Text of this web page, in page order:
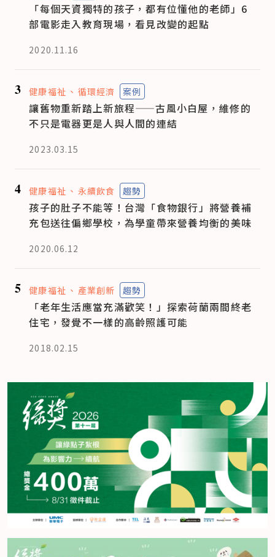
「每個天資獨特的孩子，都有位懂他的老師」6
部電影走入教育現場，看見改變的起點
2020.11.16
3 健康福祉 循環經濟 案例
讓舊物重新踏上新旅程——古風小白屋，維修的
不只是電器更是人與人間的連結
2023.03.15
4 健康福祉 永續飲食 趨勢
孩子的肚子不能等！台灣「食物銀行」將營養補
充包送往偏鄉學校，為學童帶來營養均衡的美味
2020.06.12
5 健康福祉 產業創新 趨勢
「老年生活應當充滿歡笑！」探索荷蘭兩間終老
住宅，發覺不一樣的高齡照護可能
2018.02.15